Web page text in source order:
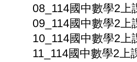
08_114國中數學2上
09_114國中數學2上
10_114國中數學2上
11_114國中數學2上